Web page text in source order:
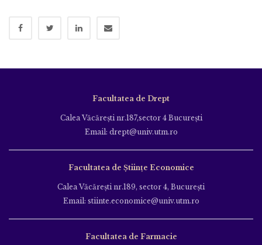
Facultatea de Drept
Calea Văcăreşti nr.187,sector 4 Bucureşti
Email: drept@univ.utm.ro
Facultatea de Științe Economice
Calea Văcăreşti nr.189, sector 4, Bucureşti
Email: stiinte.economice@univ.utm.ro
Facultatea de Farmacie